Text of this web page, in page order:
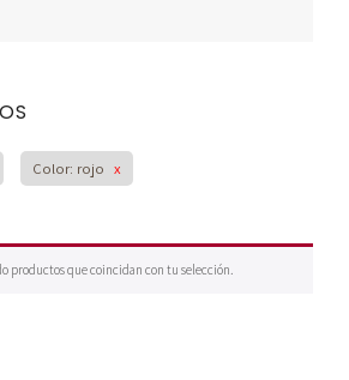
Color: rojo x
productos que coincidan con tu selección.